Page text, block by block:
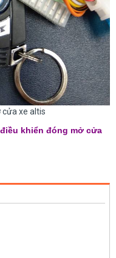
cửa xe altis
khiển đóng mở cửa